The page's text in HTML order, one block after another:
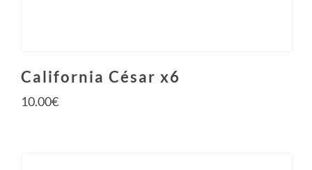
California César x6
10.00€